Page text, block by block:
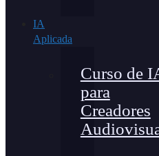
IA
Aplicada
Curso de
para
Creadores